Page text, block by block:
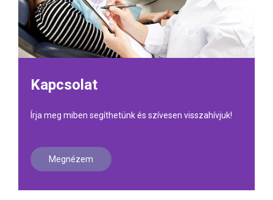
Kapcsolat
Írja meg miben segíthetünk és szívesen visszahívjuk!
Megnézem